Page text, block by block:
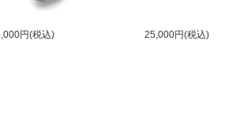
円(税込) 25,000円(税込)